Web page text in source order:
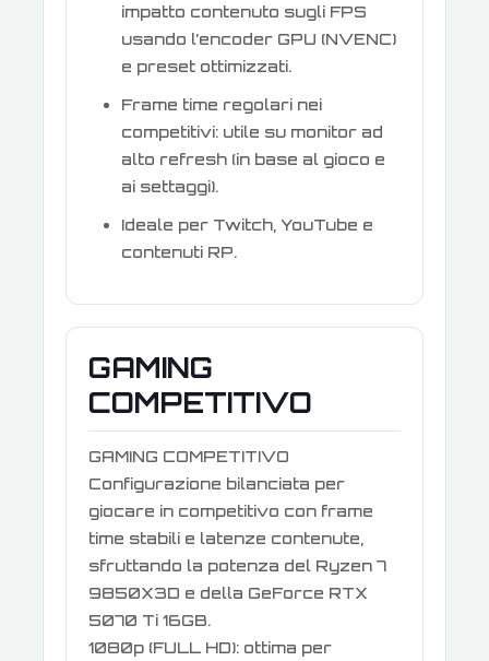
impatto contenuto sugli FPS
usando l’encoder GPU (NVENC)
e preset ottimizzati.
Frame time regolari nei
competitivi: utile su monitor ad
alto refresh (in base al gioco e
ai settaggi).
Ideale per Twitch, YouTube e
contenuti RP.
GAMING
COMPETITIVO
GAMING COMPETITIVO
Configurazione bilanciata per
giocare in competitivo con frame
time stabili e latenze contenute,
sfruttando la potenza del Ryzen 7
9850X3D e della GeForce RTX
5070 Ti 16GB.
1080p (FULL HD): ottima per